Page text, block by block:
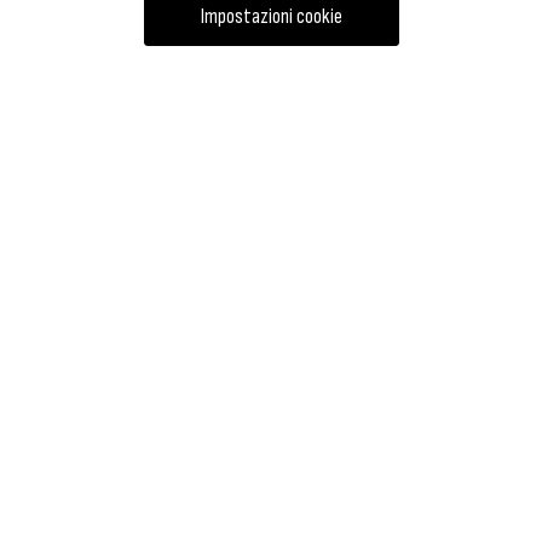
Impostazioni cookie